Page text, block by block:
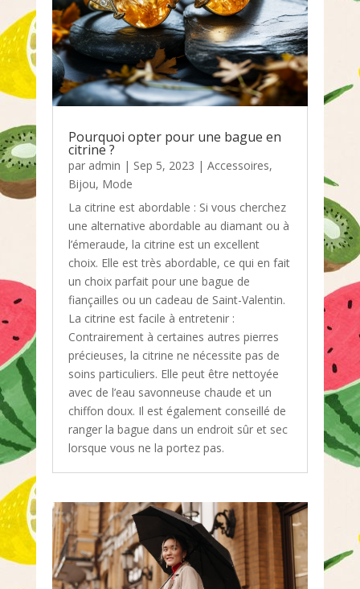
Pourquoi opter pour une bague en
citrine ?
par admin | Sep 5, 2023 | Accessoires,
Bijou, Mode
La citrine est abordable : Si vous cherchez
une alternative abordable au diamant ou à
l’émeraude, la citrine est un excellent
choix. Elle est très abordable, ce qui en fait
un choix parfait pour une bague de
fiançailles ou un cadeau de Saint-Valentin.
La citrine est facile à entretenir :
Contrairement à certaines autres pierres
précieuses, la citrine ne nécessite pas de
soins particuliers. Elle peut être nettoyée
avec de l’eau savonneuse chaude et un
chiffon doux. Il est également conseillé de
ranger la bague dans un endroit sûr et sec
lorsque vous ne la portez pas.